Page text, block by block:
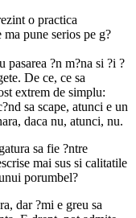
o practica
pune serios pe g?
?n m?na si ?i ?
De ce, ce sa
extrem de simplu:
sa scape, atunci e un
daca nu, atunci, nu.
sa fie ?ntre
mai sus si calitatile
porumbel?
dar ?mi e greu sa